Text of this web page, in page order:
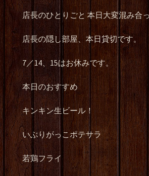
店長のひとりごと 本日大変混み合
店長の隠し部屋、本日貸切です。
7／14、15はお休みです。
本日のおすすめ
キンキン生ビール！
いぶりがっこポテサラ
若鶏フライ